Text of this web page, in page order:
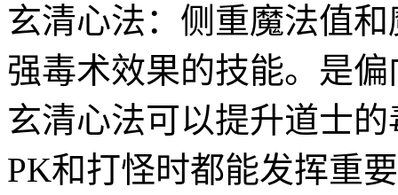
玄清心法：侧重魔法值
强毒术效果的技能。是
玄清心法可以提升道士
PK和打怪时都能发挥重